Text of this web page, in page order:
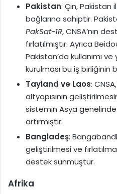
Pakistan: Çin, Pakistan
bağlarına sahiptir.
PakSat-1R, CNSA’nın
fırlatılmıştır. Ayrıca
Pakistan’da kullanımı ve
kurulması bu iş birliğinin
Tayland ve Laos:
altyapısının
sistemin Asya
artırmıştır.
Bangladeş:
geliştirilmesi ve
destek sunmuştur.
Afrika